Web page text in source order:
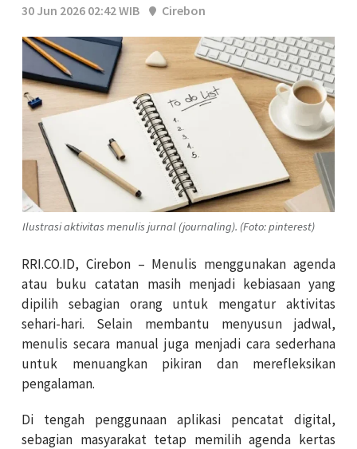
30 Jun 2026 02:42 WIB
Cirebon
Ilustrasi aktivitas menulis jurnal (journaling). (Foto: pinterest)
RRI.CO.ID, Cirebon – Menulis menggunakan agenda
atau buku catatan masih menjadi kebiasaan yang
dipilih sebagian orang untuk mengatur aktivitas
sehari-hari. Selain membantu menyusun jadwal,
menulis secara manual juga menjadi cara sederhana
untuk menuangkan pikiran dan merefleksikan
pengalaman.
Di tengah penggunaan aplikasi pencatat digital,
sebagian masyarakat tetap memilih agenda kertas